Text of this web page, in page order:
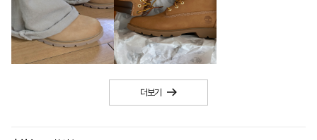
더보기